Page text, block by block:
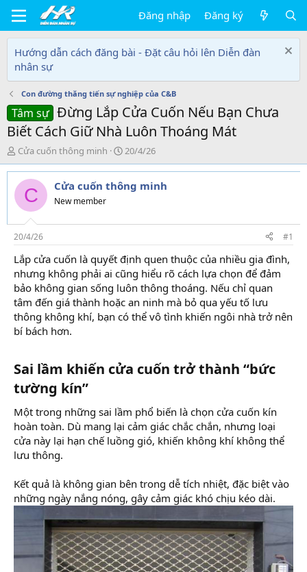
Đăng nhập Đăng ký
Hướng dẫn cách đăng bài - Đặt câu hỏi lên Diễn đàn
nhân sự
Con đường thăng tiến sự nghiệp của C&B
Tâm sự Đừng Lắp Cửa Cuốn Nếu Bạn Chưa
Biết Cách Giữ Nhà Luôn Thoáng Mát
T
h
r
e
d
s
t
a
r
t
e
r
Cửa cuốn thông minh
N
g
à
y
i
20/4/26
C Cửa cuốn thông minh
New member
20/4/26 #1
Lắp cửa cuốn là quyết định quen thuộc của nhiều gia đình,
nhưng không phải ai cũng hiểu rõ cách lựa chọn để đảm
bảo không gian sống luôn thông thoáng. Nếu chỉ quan
tâm đến giá thành hoặc an ninh mà bỏ qua yếu tố lưu
thông không khí, bạn có thể vô tình khiến ngôi nhà trở nên
bí bách hơn.
Sai lầm khiến cửa cuốn trở thành “bức
tường kín”​
Một trong những sai lầm phổ biến là chọn cửa cuốn kín
hoàn toàn. Dù mang lại cảm giác chắc chắn, nhưng loại
cửa này lại hạn chế luồng gió, khiến không khí không thể
lưu thông.
Kết quả là không gian bên trong dễ tích nhiệt, đặc biệt vào
những ngày nắng nóng, gây cảm giác khó chịu kéo dài.